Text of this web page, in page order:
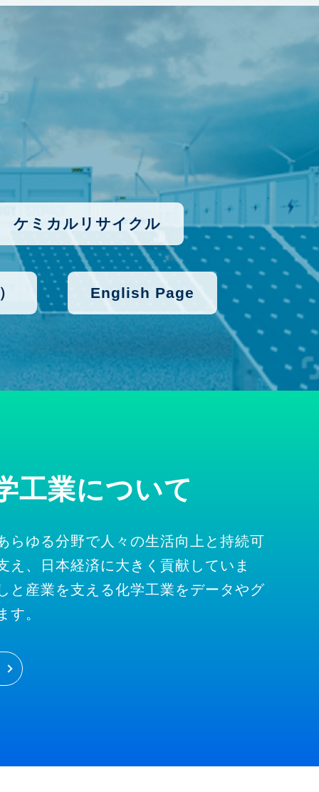
ケミカルリサイクル
English Page
工業について
らゆる分野で人々の生活向上と持続可
え、日本経済に大きく貢献していま
と産業を支える化学工業をデータやグ
す。